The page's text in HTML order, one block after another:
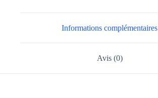
Informations complémentaires
Avis (0)